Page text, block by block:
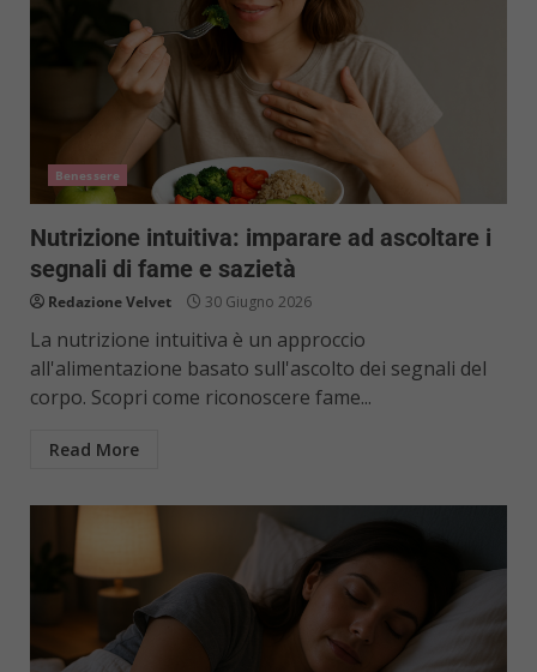
Benessere
Nutrizione intuitiva: imparare ad ascoltare i
segnali di fame e sazietà
Redazione Velvet 30 Giugno 2026
La nutrizione intuitiva è un approccio
all'alimentazione basato sull'ascolto dei segnali del
corpo. Scopri come riconoscere fame...
Read More